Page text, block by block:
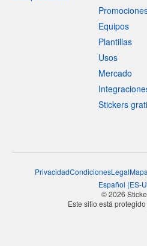
Equipos
Plantillas
Usos
Mercado
Stickers
PrivacidadCondicionesLegal
Español (ES-
© 2026
Este sitio está